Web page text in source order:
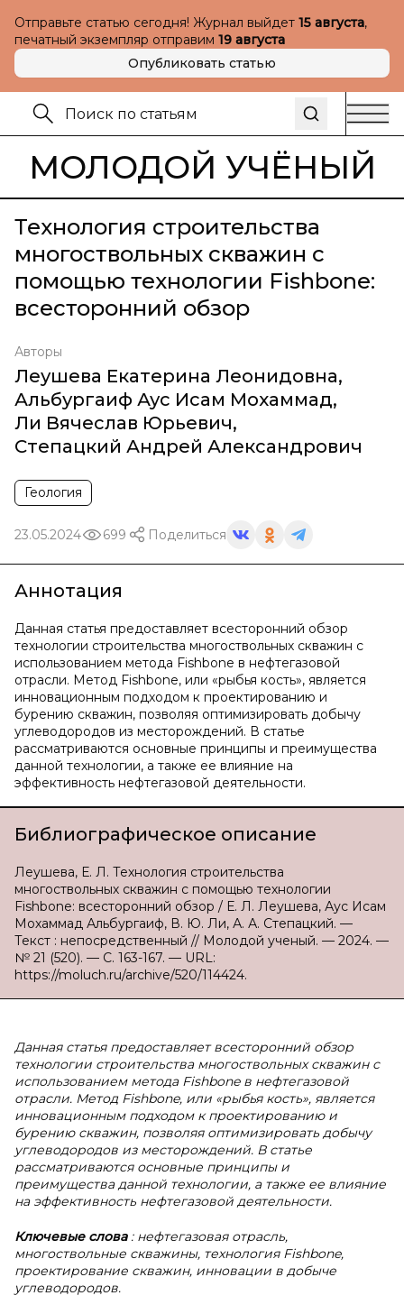
Отправьте статью сегодня! Журнал выйдет 15 августа,
печатный экземпляр отправим 19 августа
Опубликовать статью
МОЛОДОЙ УЧЁНЫЙ
Технология строительства
многоствольных скважин с
помощью технологии Fishbone:
всесторонний обзор
Авторы
Леушева Екатерина Леонидовна,
Альбургаиф Аус Исам Мохаммад,
Ли Вячеслав Юрьевич,
Степацкий Андрей Александрович
Геология
23.05.2024 699 Поделиться
Аннотация
Данная статья предоставляет всесторонний обзор
технологии строительства многоствольных скважин с
использованием метода Fishbone в нефтегазовой
отрасли. Метод Fishbone, или «рыбья кость», является
инновационным подходом к проектированию и
бурению скважин, позволяя оптимизировать добычу
углеводородов из месторождений. В статье
рассматриваются основные принципы и преимущества
данной технологии, а также ее влияние на
эффективность нефтегазовой деятельности.
Библиографическое описание
Леушева, Е. Л. Технология строительства
многоствольных скважин с помощью технологии
Fishbone: всесторонний обзор / Е. Л. Леушева, Аус Исам
Мохаммад Альбургаиф, В. Ю. Ли, А. А. Степацкий. —
Текст : непосредственный // Молодой ученый. — 2024. —
№ 21 (520). — С. 163-167. — URL:
https://moluch.ru/archive/520/114424.
Данная статья предоставляет всесторонний обзор
технологии строительства многоствольных скважин с
использованием метода Fishbone в нефтегазовой
отрасли. Метод Fishbone, или «рыбья кость», является
инновационным подходом к проектированию и
бурению скважин, позволяя оптимизировать добычу
углеводородов из месторождений. В статье
рассматриваются основные принципы и
преимущества данной технологии, а также ее влияние
на эффективность нефтегазовой деятельности.
Ключевые слова : нефтегазовая отрасль,
многоствольные скважины, технология Fishbone,
проектирование скважин, инновации в добыче
углеводородов.